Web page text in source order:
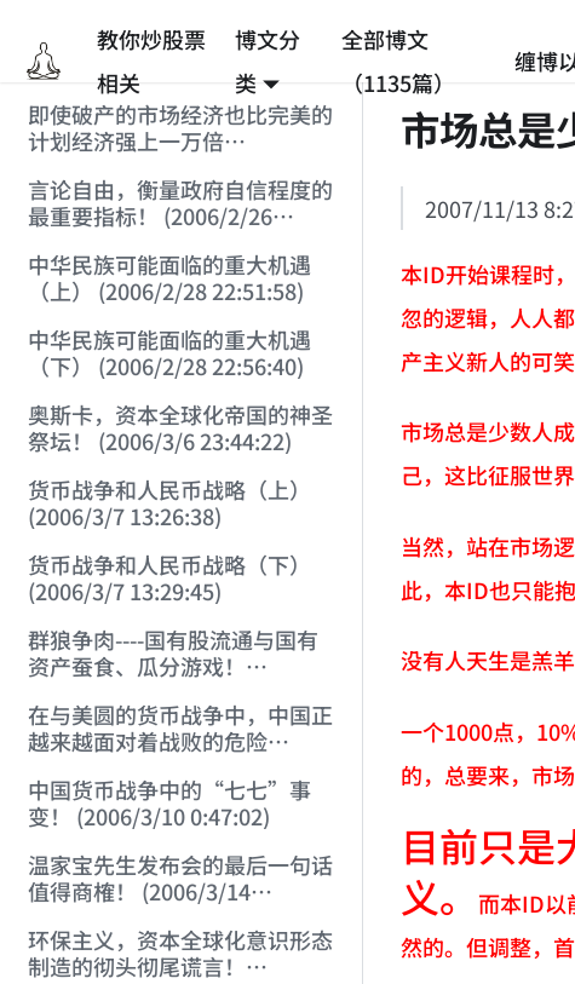
教你炒股票
相关
博文分
类
全部博文
（1135篇）
缠博
即使破产的市场经济也比完美的
计划经济强上一万倍
言论自由，衡量政府自信程度的
最重要指标！ (2006/2/26
中华民族可能面临的重大机遇
（上） (2006/2/28 22:51:58)
中华民族可能面临的重大机遇
（下） (2006/2/28 22:56:40)
奥斯卡，资本全球化帝国的神圣
祭坛！ (2006/3/6 23:44:22)
货币战争和人民币战略（上）
(2006/3/7 13:26:38)
货币战争和人民币战略（下）
(2006/3/7 13:29:45)
群狼争肉----国有股流通与国有
资产蚕食、瓜分游戏！
在与美圆的货币战争中，中国正
越来越面对着战败的危险
中国货币战争中的“七七”事
变！ (2006/3/10 0:47:02)
温家宝先生发布会的最后一句话
值得商榷！ (2006/3/14
环保主义，资本全球化意识形态
制造的彻头彻尾谎言！
市场总是
2007/11/13
本ID开始课程时
忽的逻辑，人人
产主义新人的可
市场总是少数人
己，这比征服世界
当然，站在市场
此，本ID也只能
没有人天生是羔
一个1000点，
的，总要来，市
目前只是
义。而本ID以
然的。但调整，